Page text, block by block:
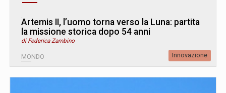
Artemis II, l’uomo torna verso la Luna: partita
la missione storica dopo 54 anni
di Federica Zambino
MONDO Innovazione